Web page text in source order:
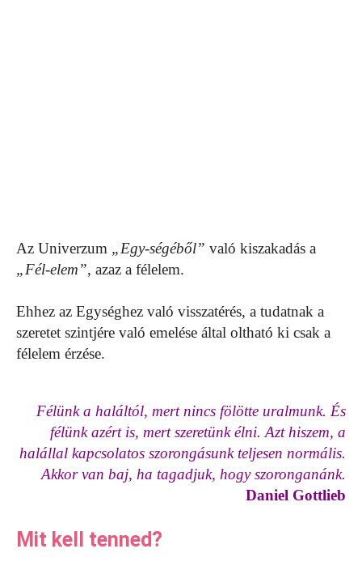
Az Univerzum „Egy-ségéből” való kiszakadás a
„Fél-elem”, azaz a félelem.
Ehhez az Egységhez való visszatérés, a tudatnak a
szeretet szintjére való emelése által oltható ki csak a
félelem érzése.
Félünk a haláltól, mert nincs fölötte uralmunk. És
félünk azért is, mert szeretünk élni. Azt hiszem, a
halállal kapcsolatos szorongásunk teljesen normális.
Akkor van baj, ha tagadjuk, hogy szoronganánk.
Daniel Gottlieb
Mit kell tenned?